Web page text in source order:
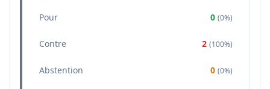
Pour 0 (0%)
Contre 2 (100%)
Abstention 0 (0%)